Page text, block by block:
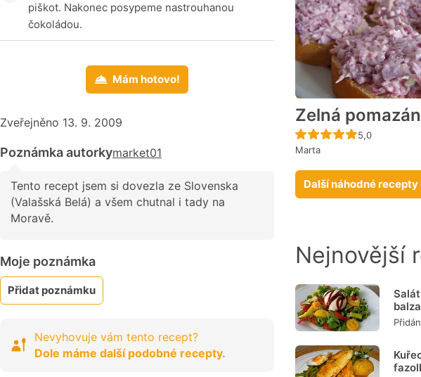
piškot. Nakonec posypeme nastrouhanou
čokoládou.
Mám hotovo!
Zveřejněno 13. 9. 2009
Poznámka autorkymarket01
Tento recept jsem si dovezla ze Slovenska
(Valašská Belá) a všem chutnal i tady na
Moravě.
Moje poznámka
Přidat poznámku
Nevyhovuje vám tento recept?
Dole máme další podobné recepty.
Zelná
Recept ještě
5,0
Marta
Další náhodné recepty
Nejnovější